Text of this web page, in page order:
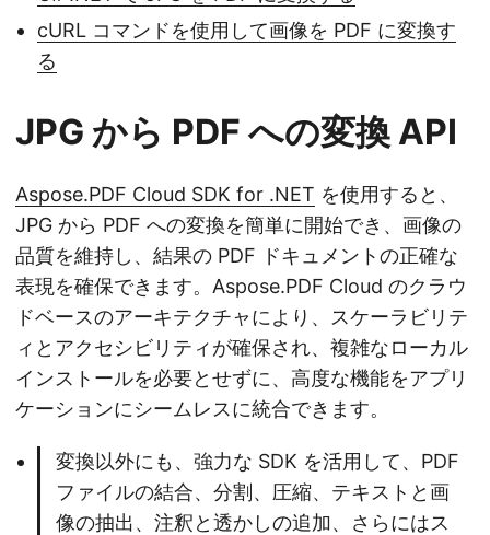
cURL コマンドを使用して画像を PDF に変換す
る
JPG から PDF への変換 API
Aspose.PDF Cloud SDK for .NET を使用すると、
JPG から PDF への変換を簡単に開始でき、画像の
品質を維持し、結果の PDF ドキュメントの正確な
表現を確保できます。Aspose.PDF Cloud のクラウ
ドベースのアーキテクチャにより、スケーラビリテ
ィとアクセシビリティが確保され、複雑なローカル
インストールを必要とせずに、高度な機能をアプリ
ケーションにシームレスに統合できます。
変換以外にも、強力な SDK を活用して、PDF
ファイルの結合、分割、圧縮、テキストと画
像の抽出、注釈と透かしの追加、さらにはス